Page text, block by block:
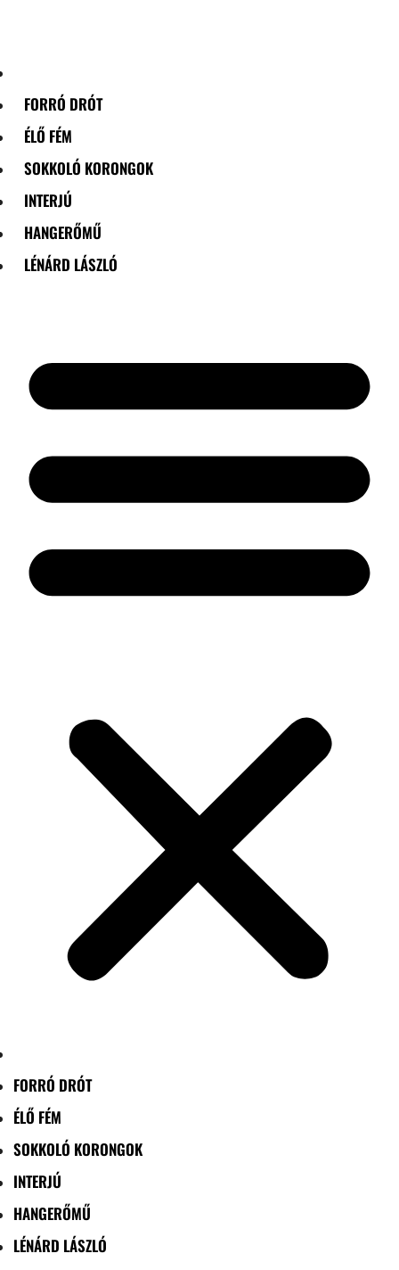
FORRÓ DRÓT
ÉLŐ FÉM
SOKKOLÓ KORONGOK
INTERJÚ
HANGERŐMŰ
LÉNÁRD LÁSZLÓ
FORRÓ DRÓT
ÉLŐ FÉM
SOKKOLÓ KORONGOK
INTERJÚ
HANGERŐMŰ
LÉNÁRD LÁSZLÓ